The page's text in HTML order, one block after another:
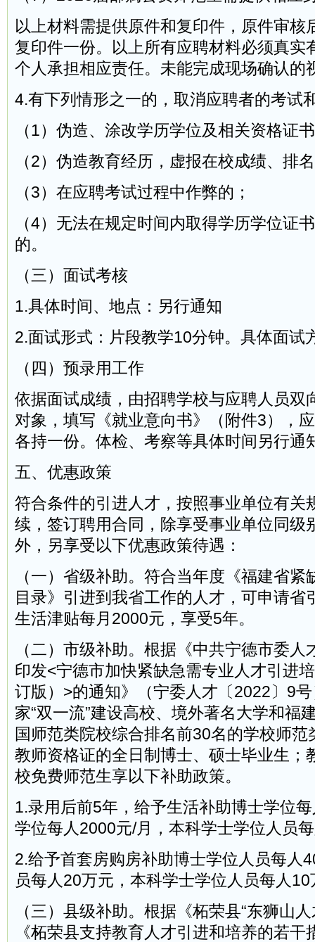
以上材料需提供原件和复印件，原件审核
复印件一份。以上所有应聘材料必须真实
个人承担相应责任。未能完成现场确认的
4.有下列情形之一的，取消应聘者的考试
（1）伪造、涂改学历学位及相关资格证
（2）伪造教育经历，虚报在校成绩、排
（3）在应聘考试过程中作弊的；
（4）无法在规定时间内取得学历学位证
的。
（三）面试考核
1.具体时间、地点：另行通知
2.面试形式：片段教学10分钟。具体面试
（四）预录用工作
依据面试成绩，由招聘学校与应聘人员双
对象，填写《就业意向书》（附件3），
各持一份。体检、考察等具体时间另行通
五、优惠政策
符合条件的引进人才，按照事业单位有关
续，签订聘用合同，除享受事业单位同级
外，另享受以下优惠政策待遇：
（一）省级补助。符合当年度《福建省
目录》引进到我省工作的人才，可申请省
生活津贴每月2000元，享受5年。
（二）市级补助。根据《中共宁德市委
印发<宁德市加快紧缺急需专业人才引进
订版）>的通知》（宁委人才〔2022〕9
家“双一流”建设高校、境外著名大学和福
国师范类院校综合排名前30名的学校师
教师资格证的全日制博士、硕士毕业生；
校免费师范生享以下补助政策。
1.录用后前5年，给予生活补助博士学位
学位每人2000元/月，本科学士学位人员
2.给予首套房购房补助博士学位人员每人
员每人20万元，本科学士学位人员每人10
（三）县级补助。根据《柘荣县“东狮山
《柘荣县支持教育人才引进和培养的若干